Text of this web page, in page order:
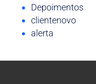
Depoimentos
clientenovo
alerta